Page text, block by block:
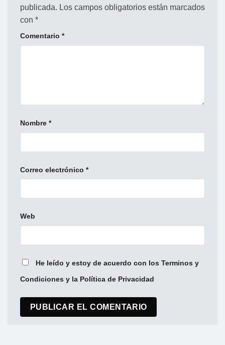
publicada. Los campos obligatorios están marcados
con *
Comentario *
Nombre *
Correo electrónico *
Web
He leído y estoy de acuerdo con los Terminos y
Condiciones y la Política de Privacidad